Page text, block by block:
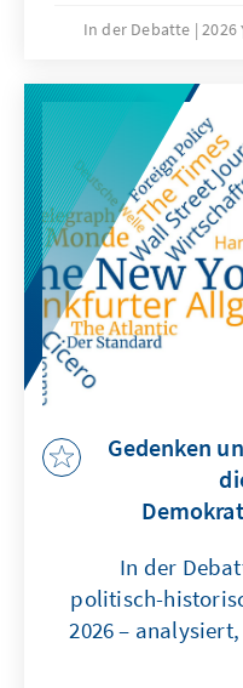
vertiefter
unterliegen
oft einem
unter
Erwartungen,
weiterhin
In der Debatte
Gedenken
"In der
politisch-
2026 –